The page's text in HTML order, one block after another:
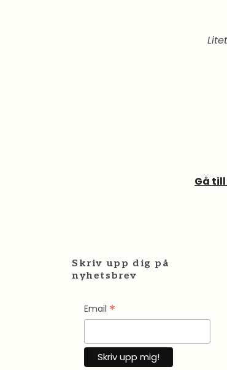
Gå
Skriv upp dig på
nyhetsbrev
Email *